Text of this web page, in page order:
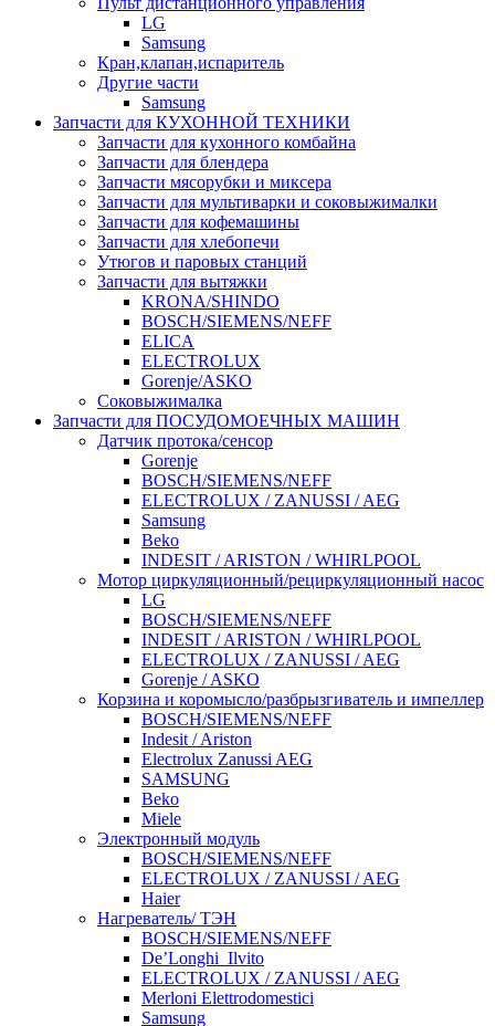
LG
Samsung
Кран,клапан,испаритель
Другие части
Samsung
Запчасти для КУХОННОЙ ТЕХНИКИ
Запчасти для кухонного комбайна
Запчасти для блендера
Запчасти мясорубки и миксера
Запчасти для мультиварки и соковыжималки
Запчасти для кофемашины
Запчасти для хлебопечи
Утюгов и паровых станций
Запчасти для вытяжки
KRONA/SHINDO
BOSCH/SIEMENS/NEFF
ELICA
ELECTROLUX
Gorenje/ASKO
Соковыжималка
Запчасти для ПОСУДОМОЕЧНЫХ МАШИН
Датчик протока/сенсор
Gorenje
BOSCH/SIEMENS/NEFF
ELECTROLUX / ZANUSSI / AEG
Samsung
Beko
INDESIT / ARISTON / WHIRLPOOL
Мотор циркуляционный/рециркуляционный насос
LG
BOSCH/SIEMENS/NEFF
INDESIT / ARISTON / WHIRLPOOL
ELECTROLUX / ZANUSSI / AEG
Gorenje / ASKO
Корзина и коромысло/разбрызгиватель и импеллер
BOSCH/SIEMENS/NEFF
Indesit / Ariston
Electrolux Zanussi AEG
SAMSUNG
Beko
Miele
Электронный модуль
BOSCH/SIEMENS/NEFF
ELECTROLUX / ZANUSSI / AEG
Haier
Нагреватель/ ТЭН
BOSCH/SIEMENS/NEFF
De’Longhi_Ilvito
ELECTROLUX / ZANUSSI / AEG
Merloni Elettrodomestici
Samsung